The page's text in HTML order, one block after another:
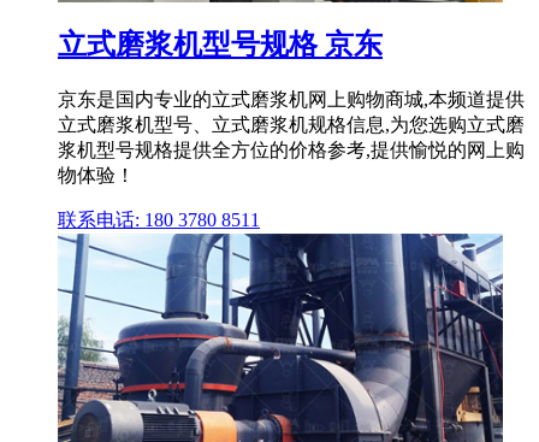
立式磨浆机型号规格 京东
京东是国内专业的立式磨浆机网上购物商城,本频道提供
立式磨浆机型号、立式磨浆机规格信息,为您选购立式磨
浆机型号规格提供全方位的价格参考,提供愉悦的网上购
物体验！
联系电话: 180 3780 8511